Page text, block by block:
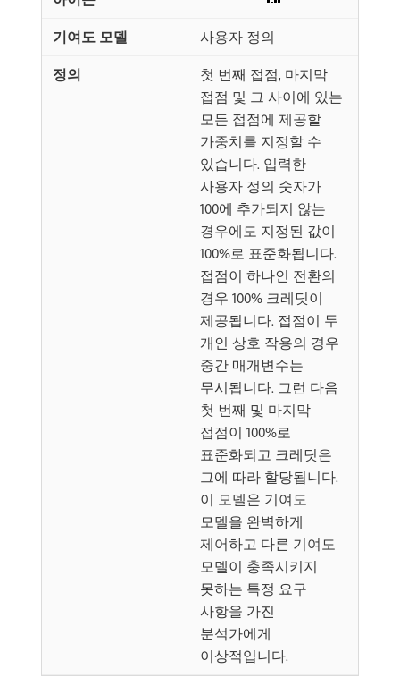
사용자 정의
첫 번째 접점, 마지막
접점 및 그 사이에 있는
모든 접점에 제공할
가중치를 지정할 수
있습니다. 입력한
사용자 정의 숫자가
100에 추가되지 않는
경우에도 지정된 값이
100%로 표준화됩니다.
접점이 하나인 전환의
경우 100% 크레딧이
제공됩니다. 접점이 두
개인 상호 작용의 경우
중간 매개변수는
무시됩니다. 그런 다음
첫 번째 및 마지막
접점이 100%로
표준화되고 크레딧은
그에 따라 할당됩니다.
이 모델은 기여도
모델을 완벽하게
제어하고 다른 기여도
모델이 충족시키지
못하는 특정 요구
사항을 가진
분석가에게
이상적입니다.